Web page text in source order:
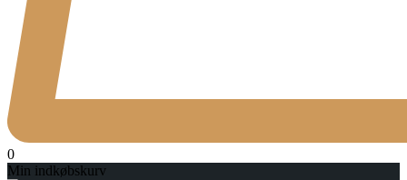
0
Min indkøbskurv